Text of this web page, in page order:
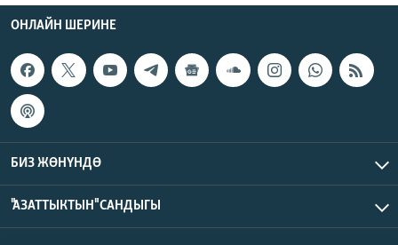
ОНЛАЙН ШЕРИНЕ
БИЗ ЖӨНҮНДӨ
"АЗАТТЫКТЫН" САНДЫГЫ